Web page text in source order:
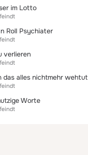
im Lotto
Roll Psychiater
verlieren
das alles nichtmehr wehtut
Worte